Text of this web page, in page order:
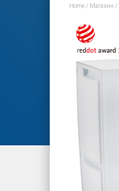
Home / Магазин /